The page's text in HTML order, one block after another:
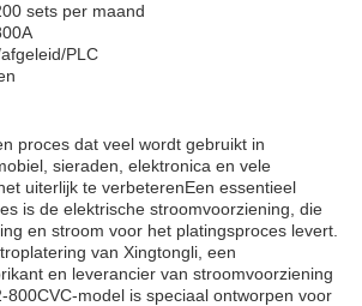
sets per maand
PLC
proces dat veel wordt gebruikt in
sieraden, elektronica en vele
uiterlijk te verbeterenEen essentieel
is de elektrische stroomvoorziening, die
en stroom voor het platingsproces levert.
van Xingtongli, een
en leverancier van stroomvoorziening
800CVC-model is speciaal ontworpen voor